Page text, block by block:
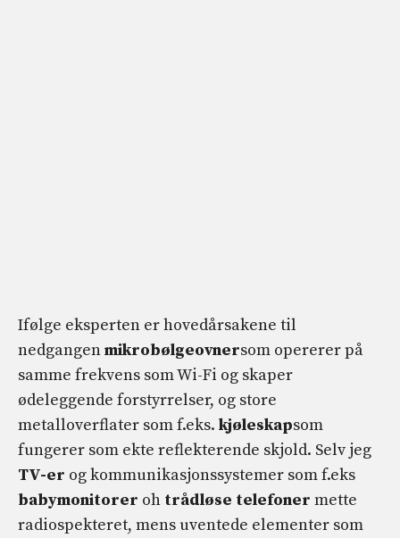
Ifølge eksperten er hovedårsakene til
nedgangenmikrobølgeovnersom opererer på
samme frekvens som Wi-Fi og skaper
ødeleggende forstyrrelser, og store
metalloverflater som f.eks. kjøleskapsom
fungerer som ekte reflekterende skjold. Selv jeg
TV-er og kommunikasjonssystemer som f.eks
babymonitorer oh trådløse telefoner mette
radiospekteret, mens uventede elementer som